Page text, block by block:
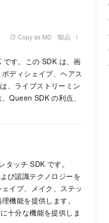
Copy as MD 製品
す。この SDK は、画
ディシェイプ、ヘアス
、ライブストリーミン
、Queen SDK の利点、
ッチ SDK です。
び認識テクノロジーを
イプ、メイク、ステッ
機能を提供します。
十分な機能を提供しま